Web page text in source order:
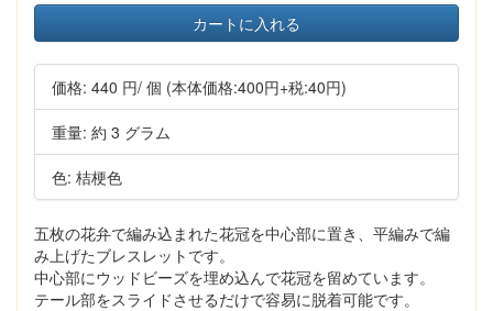
カートに入れる
価格: 440 円/ 個 (本体価格:400円+税:40円)
重量: 約 3 グラム
色: 桔梗色
五枚の花弁で編み込まれた花冠を中心部に置き、平編みで編
み上げたブレスレットです。
中心部にウッドビーズを埋め込んで花冠を留めています。
テール部をスライドさせるだけで容易に脱着可能です。